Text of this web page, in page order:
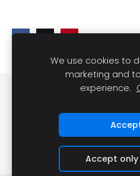
We use cookies to
marketing and
experience.
Accept